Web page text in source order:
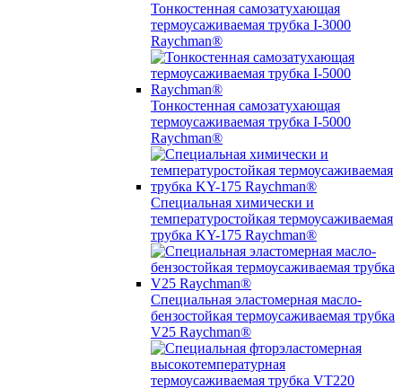
Тонкостенная самозатухающая
термоусаживаемая трубка I-3000
Raychman®
Тонкостенная самозатухающая
термоусаживаемая трубка I-5000
Raychman®
Специальная химически и
температуростойкая термоусаживаемая
трубка KY-175 Raychman®
Специальная эластомерная масло-
бензостойкая термоусаживаемая трубка
V25 Raychman®